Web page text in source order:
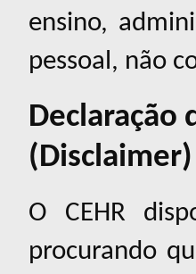
ensino,
pessoal, não
Declaração
(Disclaimer)
O CEHR
procurando